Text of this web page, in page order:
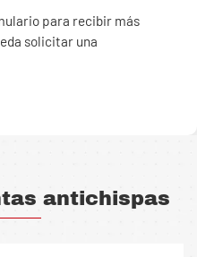
para recibir más
solicitar una
antichispas